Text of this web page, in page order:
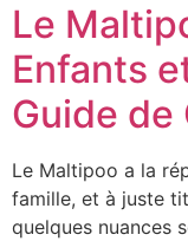
Le
Enfants
Guide
Le Maltipoo a la
famille, et à juste
quelques nuances